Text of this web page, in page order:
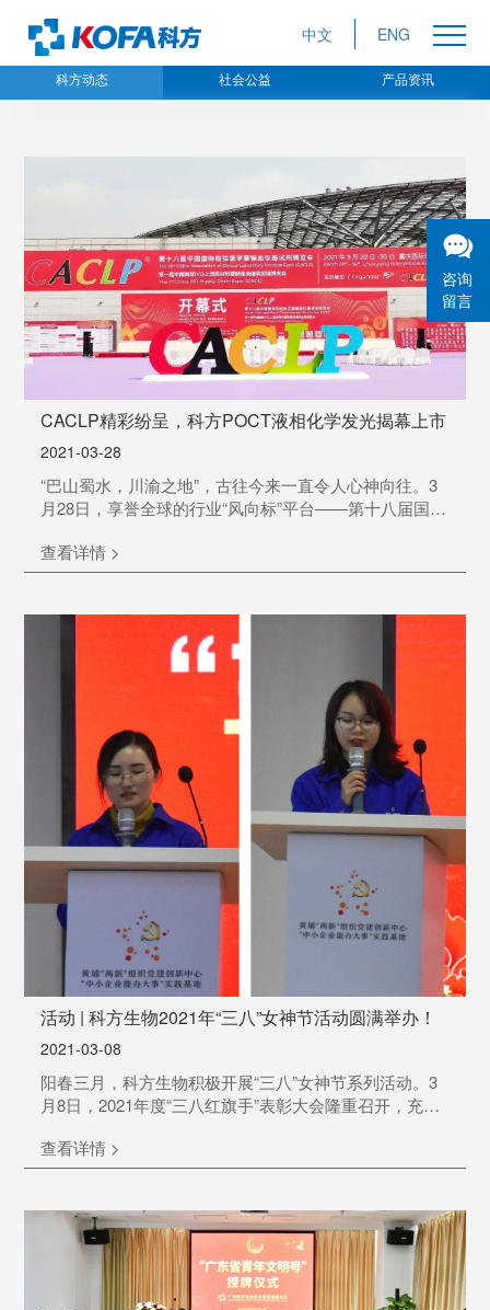
中文 ENG
科方动态 社会公益 产品资讯
CACLP精彩纷呈，科方POCT液相化学发光揭幕上市
2021-03-28
“巴山蜀水，川渝之地”，古往今来一直令人心神向往。3
月28日，享誉全球的行业“风向标”平台——第十八届国际
博览中心盛大开幕，群贤毕至，共同见证这一IVD行业盛
会。
查看详情 >
活动 | 科方生物2021年“三八”女神节活动圆满举办！
2021-03-08
阳春三月，科方生物积极开展“三八”女神节系列活动。3
月8日，2021年度“三八红旗手”表彰大会隆重召开，充分
女神们走进白水寨，享受难得的悠闲时光，品味农家美
食，一起记录温情美好时刻！
查看详情 >
咨询
留言